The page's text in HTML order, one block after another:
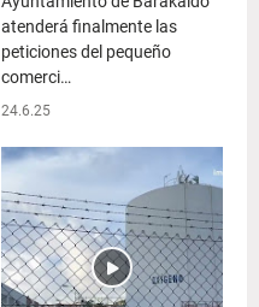
atenderá finalmente las
peticiones del pequeño
comerci…
24.6.25